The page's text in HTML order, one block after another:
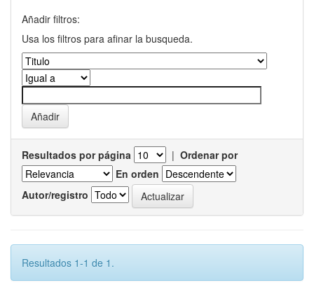
Añadir filtros:
Usa los filtros para afinar la busqueda.
Resultados por página | Ordenar por
En orden
Autor/registro
Resultados 1-1 de 1.